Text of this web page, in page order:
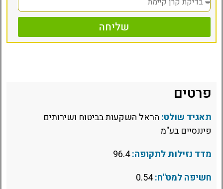
שליחה
פרטים
תאגיד שולט: הראל השקעות בביטוח ושירותים
פיננסיים בע"מ
מדד נזילות לתקופה:96.4
חשיפה למט"ח:0.54